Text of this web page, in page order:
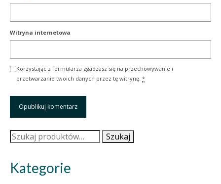
Witryna internetowa
Korzystając z formularza zgadzasz się na przechowywanie i
przetwarzanie twoich danych przez tę witrynę. *
Szukaj: Szukaj
Kategorie